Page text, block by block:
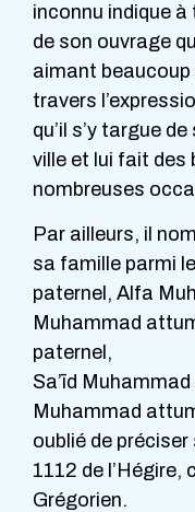
inconnu indique
de son ouvrage
aimant beaucoup
travers
qu’il s’y targue
ville et lui fait des
nombreuses
Par ailleurs, il
sa famille parmi
paternel, Alfa
Muhammad
paternel,
Sa’īd
Muhammad
oublié de
1112 de l’Hégire,
Grégorien.